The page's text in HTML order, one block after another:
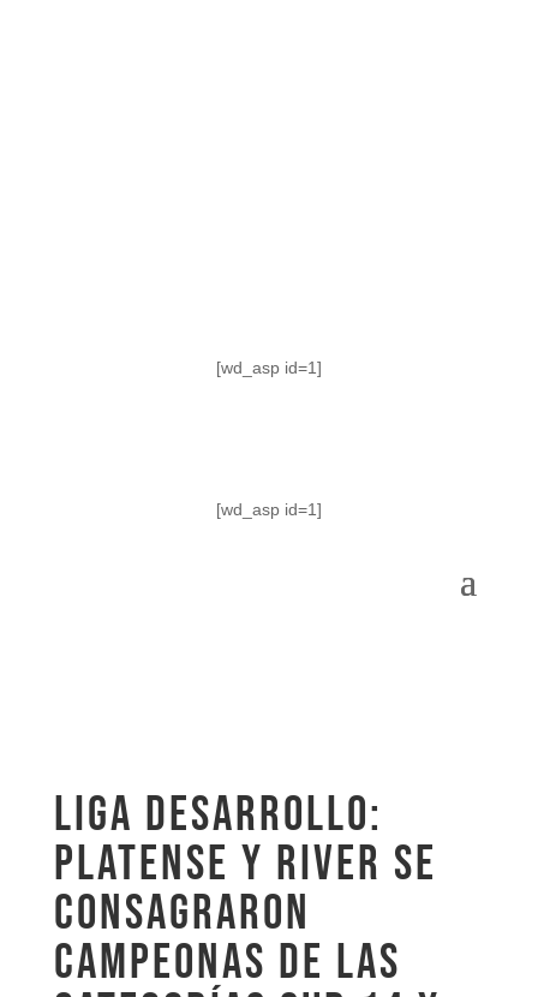
[wd_asp id=1]
[wd_asp id=1]
Liga Desarrollo:
Platense y River se
consagraron
campeonas de las